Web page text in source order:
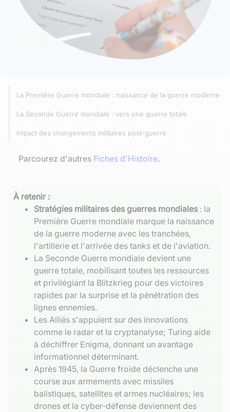
La Première Guerre mondiale : naissance de la guerre moderne
La Seconde Guerre mondiale : vers une guerre totale
Impact des changements militaires post-guerre
Parcourez d'autres Fiches d'Histoire.
À retenir :
Stratégies militaires des guerres mondiales : la
Première Guerre mondiale marque la naissance
de la guerre moderne avec les tranchées,
l'artillerie et l'arrivée des tanks et de l'aviation.
La Seconde Guerre mondiale devient une
guerre totale, mobilisant toutes les ressources
et privilégiant la Blitzkrieg pour des victoires
rapides par la surprise et la pénétration des
lignes ennemies.
Les Alliés s'appuient sur des innovations
comme le radar et la cryptanalyse; Turing aide
à déchiffrer Enigma, donnant un avantage
informationnel déterminant.
Après 1945, la Guerre froide déclenche une
course aux armements avec missiles
balistiques, satellites et armes nucléaires; les
drones et la cyber-défense deviennent des